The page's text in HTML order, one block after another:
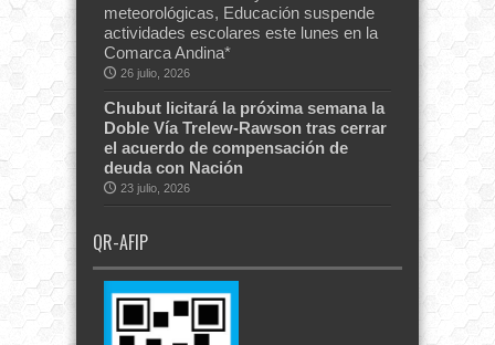
meteorológicas, Educación suspende
actividades escolares este lunes en la
Comarca Andina*
26 julio, 2026
Chubut licitará la próxima semana la
Doble Vía Trelew-Rawson tras cerrar
el acuerdo de compensación de
deuda con Nación
23 julio, 2026
QR-AFIP